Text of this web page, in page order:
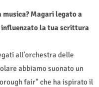
Magari legato a
influenzato la tua scrittura
all’orchestra delle
abbiamo suonato un
fair" che ha ispirato il